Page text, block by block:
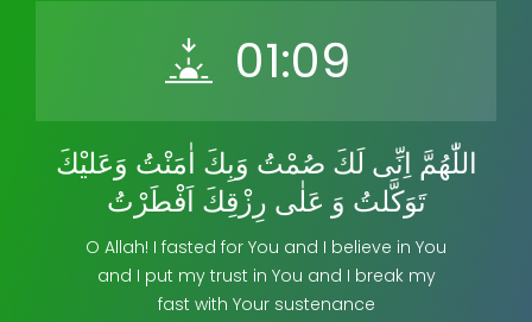
01:09
اللّٰهُمَّ اِنِّى لَكَ صُمْتُ وَبِكَ اٰمَنْتُ وَعَليْكَ
تَوَكَّلتُ وَ عَلٰى رِزْقِكَ اَفْطَرْتُ
O Allah! I fasted for You and I believe in You
and I put my trust in You and I break my
fast with Your sustenance